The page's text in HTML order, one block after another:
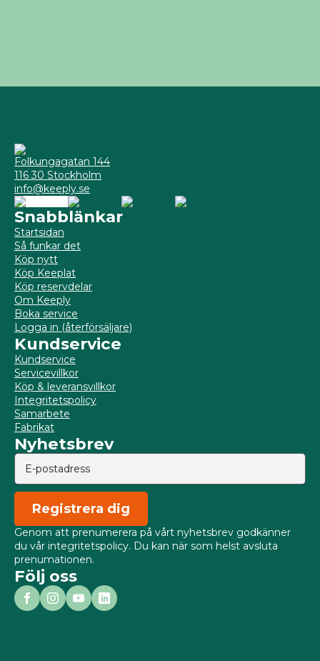
Folkungagatan 144
116 30 Stockholm
info@keeply.se
Snabblänkar
Startsidan
Så funkar det
Köp nytt
Köp Keeplat
Köp reservdelar
Om Keeply
Boka service
Logga in (återförsäljare)
Kundservice
Kundservice
Servicevillkor
Köp & leveransvillkor
Integritetspolicy
Samarbete
Fabrikat
Nyhetsbrev
Registrera dig
Genom att prenumerera på vårt nyhetsbrev godkänner
du vår integritetspolicy. Du kan när som helst avsluta
prenumationen.
Följ oss